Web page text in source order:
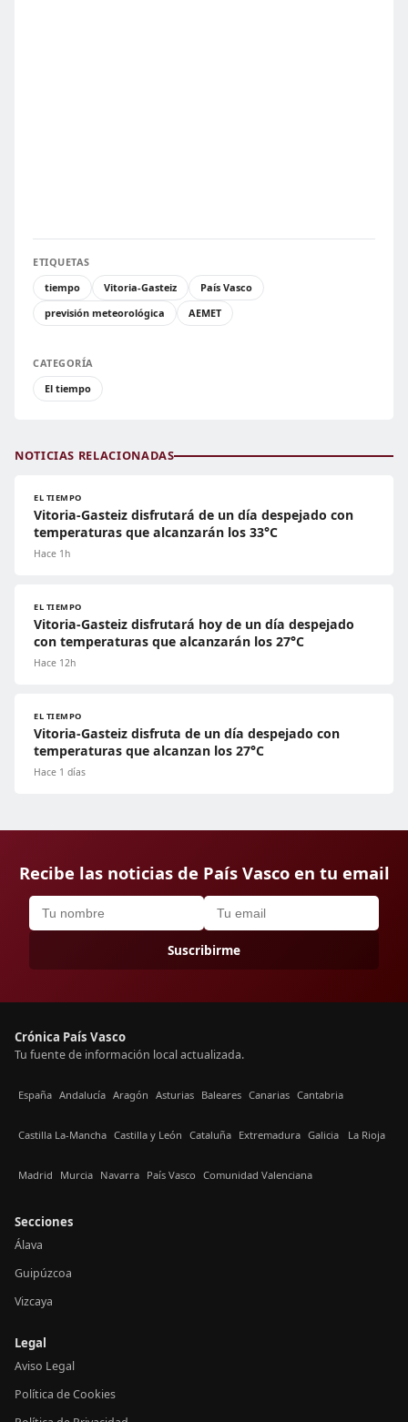
ETIQUETAS
tiempo
Vitoria-Gasteiz
País Vasco
previsión meteorológica
AEMET
CATEGORÍA
El tiempo
NOTICIAS RELACIONADAS
EL TIEMPO
Vitoria-Gasteiz disfrutará de un día despejado con
temperaturas que alcanzarán los 33°C
Hace 1h
EL TIEMPO
Vitoria-Gasteiz disfrutará hoy de un día despejado
con temperaturas que alcanzarán los 27°C
Hace 12h
EL TIEMPO
Vitoria-Gasteiz disfruta de un día despejado con
temperaturas que alcanzan los 27°C
Hace 1 días
Recibe las noticias de País Vasco en tu email
Suscribirme
Crónica País Vasco
Tu fuente de información local actualizada.
España Andalucía Aragón Asturias Baleares Canarias Cantabria
Castilla La-Mancha Castilla y León Cataluña Extremadura Galicia La Rioja
Madrid Murcia Navarra País Vasco Comunidad Valenciana
Secciones
Álava
Guipúzcoa
Vizcaya
Legal
Aviso Legal
Política de Cookies